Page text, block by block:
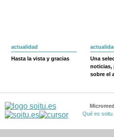
actualidad
Hasta la vista y gracias
Una
noticias,
sobre el
Qué es